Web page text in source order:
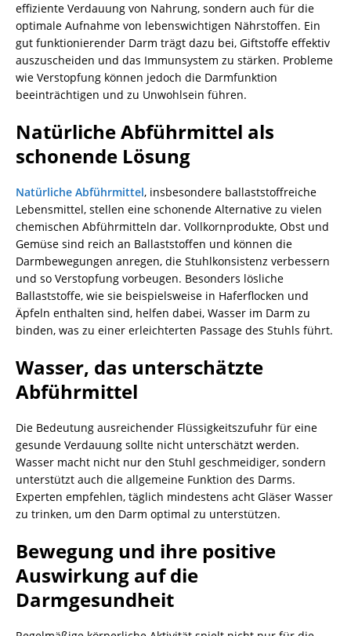
effiziente Verdauung von Nahrung, sondern auch für die
optimale Aufnahme von lebenswichtigen Nährstoffen. Ein
gut funktionierender Darm trägt dazu bei, Giftstoffe effektiv
auszuscheiden und das Immunsystem zu stärken. Probleme
wie Verstopfung können jedoch die Darmfunktion
beeinträchtigen und zu Unwohlsein führen.
Natürliche Abführmittel als
schonende Lösung
Natürliche Abführmittel, insbesondere ballaststoffreiche
Lebensmittel, stellen eine schonende Alternative zu vielen
chemischen Abführmitteln dar. Vollkornprodukte, Obst und
Gemüse sind reich an Ballaststoffen und können die
Darmbewegungen anregen, die Stuhlkonsistenz verbessern
und so Verstopfung vorbeugen. Besonders lösliche
Ballaststoffe, wie sie beispielsweise in Haferflocken und
Äpfeln enthalten sind, helfen dabei, Wasser im Darm zu
binden, was zu einer erleichterten Passage des Stuhls führt.
Wasser, das unterschätzte
Abführmittel
Die Bedeutung ausreichender Flüssigkeitszufuhr für eine
gesunde Verdauung sollte nicht unterschätzt werden.
Wasser macht nicht nur den Stuhl geschmeidiger, sondern
unterstützt auch die allgemeine Funktion des Darms.
Experten empfehlen, täglich mindestens acht Gläser Wasser
zu trinken, um den Darm optimal zu unterstützen.
Bewegung und ihre positive
Auswirkung auf die
Darmgesundheit